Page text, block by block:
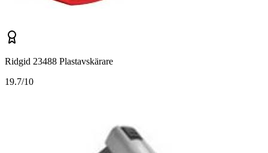
Ridgid 23488 Plastavskärare
19.7/10